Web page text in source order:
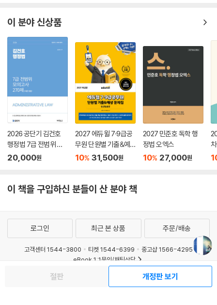
제1절 행정상 즉시강제
제2절 행정조사
제26강 행정벌(행정형벌, 행정질서벌)
제1절 행정벌
제3절 행정질서벌의 특수성
제5편 행정구제 1(행정상 손해전보)
*제27강은 문제 없음
제28강 행정상 손해배상 1(국가배상법 제2조 등)
제1절 공무원의 직무행위로 인한 손해배상책임의 요건
제2절 배상책임자 등
제1절 영조물의 설치ㆍ관리상의 하자로 인한 손해배상
제1절 행정상 손실보상
제2절 경계이론ㆍ분리이론
제31강 행정상 손실보상 2(손실보상의 기준과 내용 등)
제1절 손실보상의 기준과 내용
제2절 손실보상의 유형과 지급
이 분야 신상품
2026 공단기 김건호
행정법 7급 전범위 모
의고사 270제 (각론포
20,000원
2027 에듀윌 7·9급공
무원 단원별 기출&예
상 문제집 행정법총론
10% 31,500원
2027 민준호 독학 행
정법 오엑스
10% 27,000원
집
이 책을 구입하신 분들이 산 분야 책
절판 개정판 보기
로그인 최근 본 상품 주문/배송
고객센터 1544-3800 티켓 1544-6399
중고샵 1566-4295
eBook 1:1문의/채팅상담
개인정보처리방침
청소년보호정책